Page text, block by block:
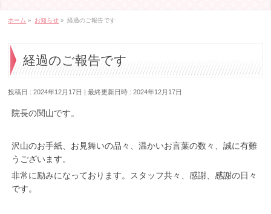
ホーム » お知らせ » 経過のご報告です
経過のご報告です
投稿日 : 2024年12月17日 最終更新日時 : 2024年12月17日
院長の関山です。
沢山のお手紙、お見舞いの品々、温かいお言葉の数々、誠に有難
うございます。
非常に励みになっております。スタッフ共々、感謝、感謝の日々
です。